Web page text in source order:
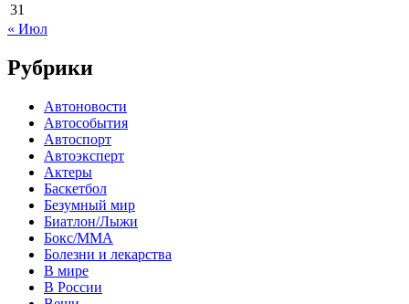
31
« Июл
Рубрики
Автоновости
Автособытия
Автоспорт
Автоэксперт
Актеры
Баскетбол
Безумный мир
Биатлон/Лыжи
Бокс/MMA
Болезни и лекарства
В мире
В России